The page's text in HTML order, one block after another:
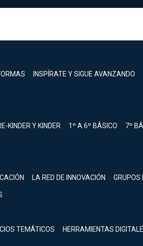
INSPÍRATE Y SIGUE AVANZANDO
KINDER Y KINDER 1º A 6º BÁSICO 7º
LA RED DE INNOVACIÓN GRUPOS
TEMÁTICOS HERRAMIENTAS